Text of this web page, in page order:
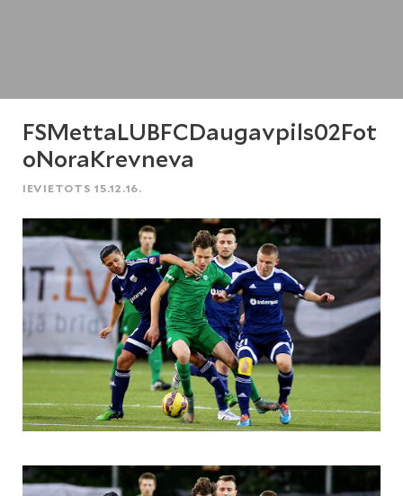
FSMettaLUBFCDaugavpils02Fot
oNoraKrevneva
IEVIETOTS 15.12.16.